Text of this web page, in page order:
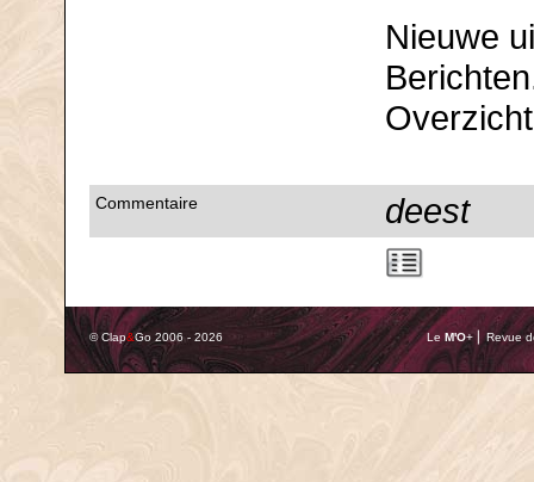
Nieuwe
Commentaire deest
© Clap&Go 2006 - 2026 Le M'O+ ⎢ Revue